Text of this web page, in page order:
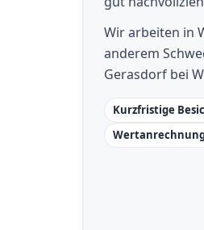
Wir arbeiten in
anderem
Gerasdorf bei
Kurzfristige